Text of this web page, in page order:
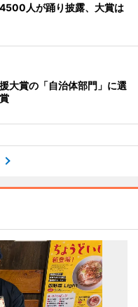
人が踊り披露、大賞は
大賞の「自治体部門」に選